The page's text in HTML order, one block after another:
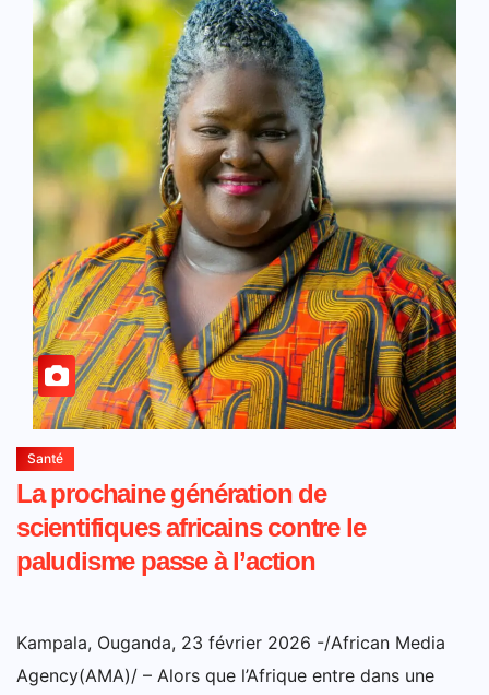
Santé
La prochaine génération de
scientifiques africains contre le
paludisme passe à l’action
Kampala, Ouganda, 23 février 2026 -/African Media
Agency(AMA)/ – Alors que l’Afrique entre dans une